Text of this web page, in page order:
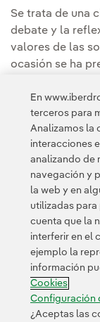
Se trata de una
debate y la
valores de las
ocasión se ha
Estados
guerras en
proteccionistas
Contacta
Configuración
En
terceros para
Analizamos la
interacciones
analizando de
navegación y
la web y en
utilizadas para
cuenta que la
interferir en el
ejemplo la
información
Cookies
Configuración
¿Aceptas las